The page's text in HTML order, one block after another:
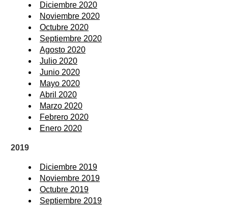
Diciembre 2020
Noviembre 2020
Octubre 2020
Septiembre 2020
Agosto 2020
Julio 2020
Junio 2020
Mayo 2020
Abril 2020
Marzo 2020
Febrero 2020
Enero 2020
2019
Diciembre 2019
Noviembre 2019
Octubre 2019
Septiembre 2019